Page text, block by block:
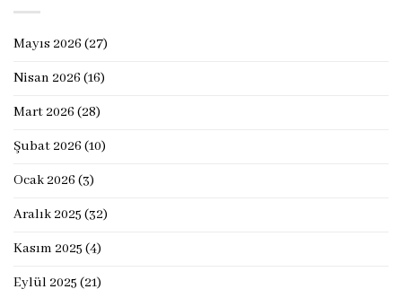
Mayıs 2026 (27)
Nisan 2026 (16)
Mart 2026 (28)
Şubat 2026 (10)
Ocak 2026 (3)
Aralık 2025 (32)
Kasım 2025 (4)
Eylül 2025 (21)